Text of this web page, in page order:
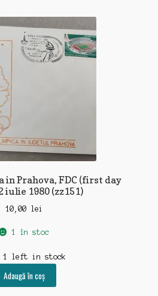
in Prahova, FDC (first day
iulie 1980 (zz151)
10,00 lei
1 în stoc
1 left in stock
Adaugă în coș